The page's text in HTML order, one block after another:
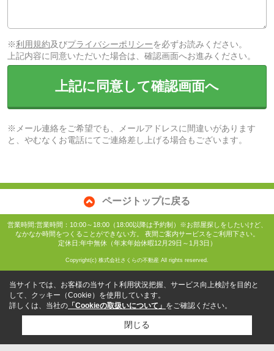
※利用規約及びプライバシーポリシーを必ずお読みください。
上記内容に同意いただいた場合は、確認画面へお進みください。
上記に同意して確認画面へ
※メール連絡をご希望でも、メールアドレスに間違いがあります
と、やむなくお電話にてご連絡差し上げる場合もございます。
ページトップに戻る
営業時間:営業時間：10:00～18:00（18:00以降は予約制）※お部屋探しをしたいけど、
なかなか時間をつくることができない方。 夜間ご案内サービスをご利用下さい。
定休日:年中無休（年末年始休暇12月29日～1月3日）
Copyright(c) 株式会社さくらの不動産 All rights reserved.
当サイトでは、お客様の当サイト利用状況把握、サービス向上検討を目的と
して、クッキー（Cookie）を使用しています。
詳しくは、当社の 「Cookieの取扱いについて」 をご確認ください。
閉じる